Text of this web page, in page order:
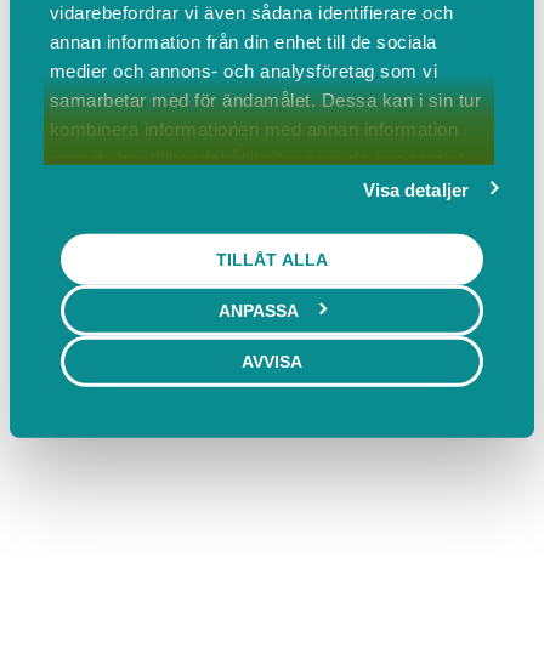
vidarebefordrar vi även sådana identifierare och
annan information från din enhet till de sociala
medier och annons- och analysföretag som vi
samarbetar med för ändamålet. Dessa kan i sin tur
kombinera informationen med annan information
Visa detaljer
TILLÅT ALLA
ANPASSA
AVVISA